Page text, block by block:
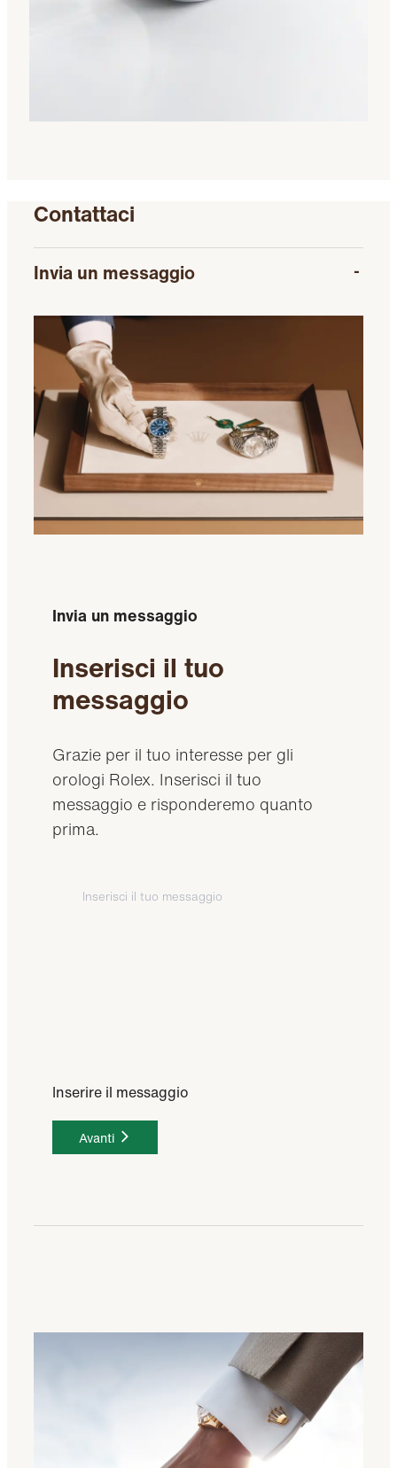
Contattaci
Invia un messaggio
Invia un messaggio
Inserisci il tuo
messaggio
Grazie per il tuo interesse per gli
orologi Rolex. Inserisci il tuo
messaggio e risponderemo quanto
prima.
Inserire il messaggio
Avanti